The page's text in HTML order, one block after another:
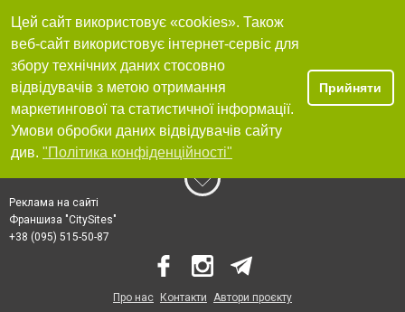
Цей сайт використовує «cookies». Також
веб-сайт використовує інтернет-сервіс для
збору технічних даних стосовно
відвідувачів з метою отримання
маркетингової та статистичної інформації.
Умови обробки даних відвідувачів сайту
див. "Політика конфіденційності"
Прийняти
Реклама на сайті
Франшиза "CitySites"
+38 (095) 515-50-87
Про нас Контакти Автори проєкту